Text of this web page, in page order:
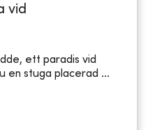
vid
ett paradis vid
en stuga placerad ...